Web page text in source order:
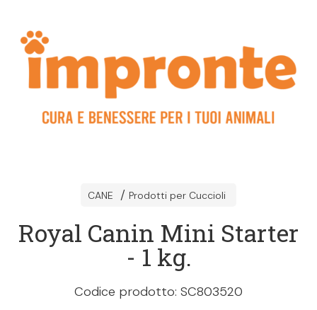
CANE Prodotti per Cuccioli
Royal Canin Mini Starter
- 1 kg.
Codice prodotto: SC803520